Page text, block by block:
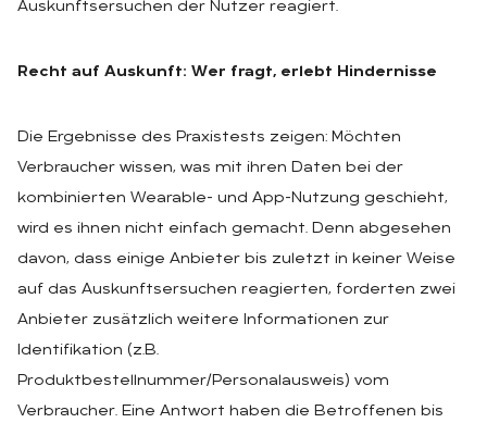
Auskunftsersuchen der Nutzer reagiert.
Recht auf Auskunft: Wer fragt, erlebt Hindernisse
Die Ergebnisse des Praxistests zeigen: Möchten
Verbraucher wissen, was mit ihren Daten bei der
kombinierten Wearable- und App-Nutzung geschieht,
wird es ihnen nicht einfach gemacht. Denn abgesehen
davon, dass einige Anbieter bis zuletzt in keiner Weise
auf das Auskunftsersuchen reagierten, forderten zwei
Anbieter zusätzlich weitere Informationen zur
Identifikation (z.B.
Produktbestellnummer/Personalausweis) vom
Verbraucher. Eine Antwort haben die Betroffenen bis